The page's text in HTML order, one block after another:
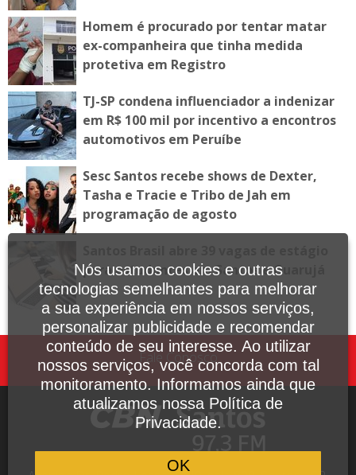
Homem é procurado por tentar matar
ex-companheira que tinha medida
protetiva em Registro
TJ-SP condena influenciador a indenizar
em R$ 100 mil por incentivo a encontros
automotivos em Peruíbe
Sesc Santos recebe shows de Dexter,
Tasha e Tracie e Tribo de Jah em
programação de agosto
para estudantes em Santos e Guarujá
Fale Conosco
Nós usamos cookies e outras
tecnologias semelhantes para melhorar
a sua experiência em nossos serviços,
personalizar publicidade e recomendar
conteúdo de seu interesse. Ao utilizar
nossos serviços, você concorda com tal
monitoramento. Informamos ainda que
atualizamos nossa Política de
Privacidade.
OK